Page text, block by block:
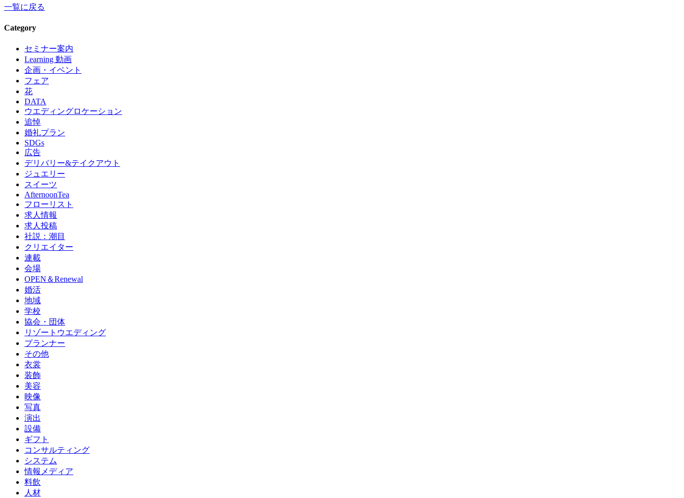
一覧に戻る
Category
セミナー案内
Learning 動画
企画・イベント
フェア
花
DATA
ウエディングロケーション
追悼
婚礼プラン
SDGs
広告
デリバリー&テイクアウト
ジュエリー
スイーツ
AfternoonTea
フローリスト
求人情報
求人投稿
社説：潮目
クリエイター
連載
会場
OPEN＆Renewal
婚活
地域
学校
協会・団体
リゾートウエディング
プランナー
その他
衣裳
装飾
美容
映像
写真
演出
設備
ギフト
コンサルティング
システム
情報メディア
料飲
人材